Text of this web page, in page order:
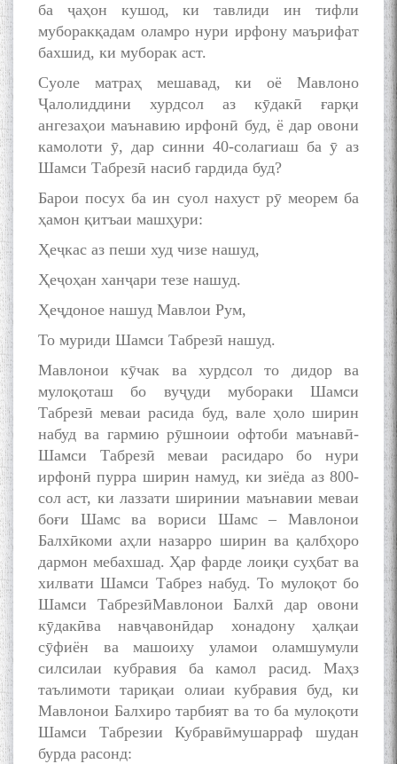
ба ҷаҳон кушод, ки тавлиди ин тифли
муборакқадам оламро нури ирфону маърифат
бахшид, ки муборак аст.
Суоле матраҳ мешавад, ки оё Мавлоно
Ҷалолиддини хурдсол аз кӯдакӣ ғарқи
ангезаҳои маънавию ирфонӣ буд, ё дар овони
камолоти ӯ, дар синни 40-солагиаш ба ӯ аз
Шамси Табрезӣ насиб гардида буд?
Барои посух ба ин суол нахуст рӯ меорем ба
ҳамон қитъаи машҳури:
Ҳеҷкас аз пеши худ чизе нашуд,
Ҳеҷоҳан ханҷари тезе нашуд.
Ҳеҷдоное нашуд Мавлои Рум,
То муриди Шамси Табрезӣ нашуд.
Мавлонои кӯчак ва хурдсол то дидор ва
мулоқоташ бо вуҷуди мубораки Шамси
Табрезӣ меваи расида буд, вале ҳоло ширин
набуд ва гармию рӯшноии офтоби маънавӣ-
Шамси Табрезӣ меваи расидаро бо нури
ирфонӣ пурра ширин намуд, ки зиёда аз 800-
сол аст, ки лаззати ширинии маънавии меваи
боғи Шамс ва вориси Шамс – Мавлонои
Балхӣкоми аҳли назарро ширин ва қалбҳоро
дармон мебахшад. Ҳар фарде лоиқи суҳбат ва
хилвати Шамси Табрез набуд. То мулоқот бо
Шамси ТабрезӣМавлонои Балхӣ дар овони
кӯдакӣва навҷавонӣдар хонадону ҳалқаи
сӯфиён ва машоиху уламои оламшумули
силсилаи кубравия ба камол расид. Маҳз
таълимоти тариқаи олиаи кубравия буд, ки
Мавлонои Балхиро тарбият ва то ба мулоқоти
Шамси Табрезии Кубравӣмушарраф шудан
бурда расонд: